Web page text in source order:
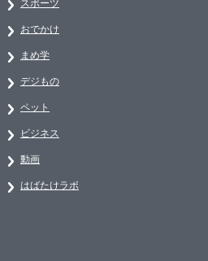
スポーツ
おでかけ
まめ学
デジもの
ペット
ビジネス
動画
はばたけラボ